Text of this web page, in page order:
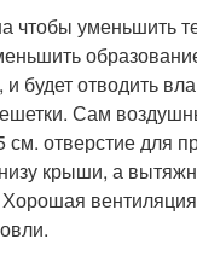
чтобы уменьшить
будет отводить
Сам
отверстие для
крыши, а
вентиляция